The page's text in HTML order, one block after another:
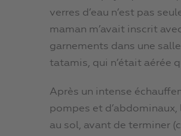
verres d’eau n’est pas
maman m’avait inscrit
garnements dans une
tatamis, qui n’était aérée
Après un intense
pompes et
au sol, avant de terminer